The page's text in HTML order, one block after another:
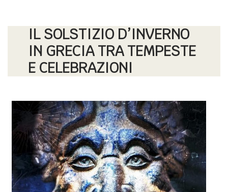
IL SOLSTIZIO D’INVERNO
IN GRECIA TRA TEMPESTE
E CELEBRAZIONI